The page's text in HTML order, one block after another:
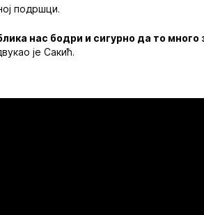
подршци.
нас бодри и сигурно да то
је Сакић.